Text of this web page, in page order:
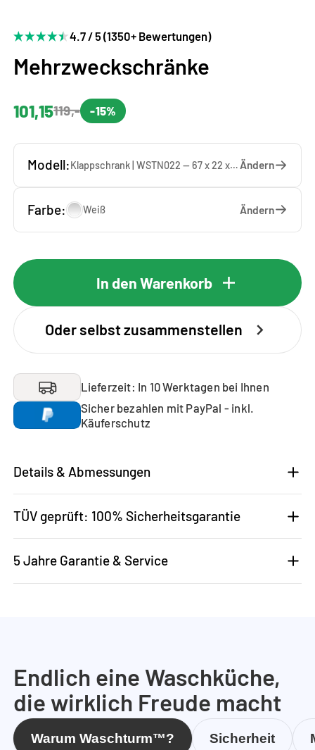
4.7 / 5 (1350+ Bewertungen)
Mehrzweckschränke
101,15119,- -15%
Modell: Klappschrank | WSTN022 — 67 x 22 x 65 cm Ändern
Farbe: Weiß Ändern
In den Warenkorb
Oder selbst zusammenstellen
Lieferzeit: In 10 Werktagen bei Ihnen
Sicher bezahlen mit PayPal - inkl.
Käuferschutz
Details & Abmessungen
TÜV geprüft: 100% Sicherheitsgarantie
5 Jahre Garantie & Service
Endlich eine Waschküche,
die wirklich Freude macht
Warum Waschturm™? Sicherheit